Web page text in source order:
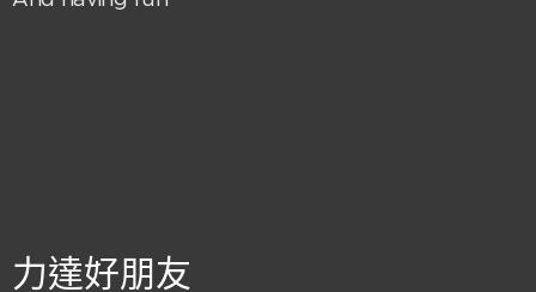
力達好朋友